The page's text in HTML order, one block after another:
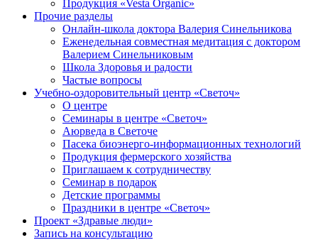
Продукция «Vesta Organic»
Прочие разделы
Онлайн-школа доктора Валерия Синельникова
Еженедельная совместная медитация с доктором
Валерием Синельниковым
Школа Здоровья и радости
Частые вопросы
Учебно-оздоровительный центр «Светоч»
О центре
Семинары в центре «Светоч»
Аюрведа в Светоче
Пасека биоэнерго-информационных технологий
Продукция фермерского хозяйства
Приглашаем к сотрудничеству
Семинар в подарок
Детские программы
Праздники в центре «Светоч»
Проект «Здравые люди»
Запись на консультацию